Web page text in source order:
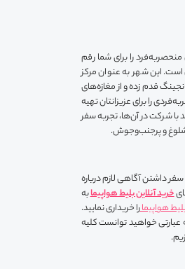
را برای شما رقم
این شهر به عنوان مرکز
قدم زده و از مغازه‌های
را برای عزیزانتان تهیه
شرکت در آن‌ها، تجربه سفر
شلوغ و پرجنب‌وجوش.
داشتن آگاهی لازم درباره
خرید آنلاین بلیط هواپیمابه
هواپیمارا خریداری نمایید.
عبارتی خواهید توانست کلیه